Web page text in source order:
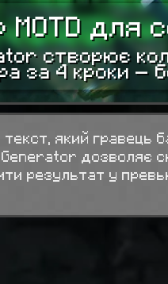
MOTD для
створює
за 4 кроки —
який гравець
дозволяє
результат у